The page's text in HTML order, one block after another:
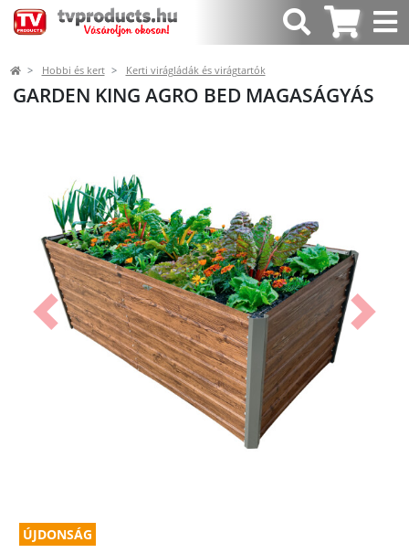
Hobbi és kert Kerti virágládák és virágtartók
GARDEN KING AGRO BED MAGASÁGYÁS
Előző
ÚJDONSÁG